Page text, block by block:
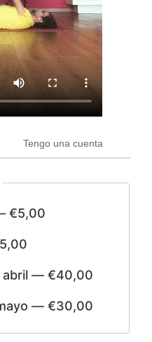
Tengo una cuenta
€5,00
abril — €40,00
— €30,00